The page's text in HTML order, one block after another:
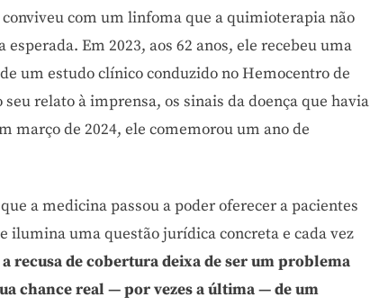
com um linfoma que a quimioterapia não
Em 2023, aos 62 anos, ele recebeu uma
um estudo clínico conduzido no Hemocentro de
relato à imprensa, os sinais da doença que havia
março de 2024, ele comemorou um ano de
a medicina passou a poder oferecer a pacientes
ilumina uma questão jurídica concreta e cada vez
recusa de cobertura deixa de ser um problema
chance real — por vezes a última — de um